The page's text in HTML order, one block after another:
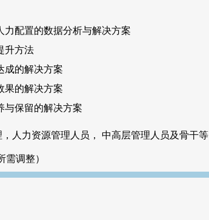
配置的数据分析与解决方案
升方法
成的解决方案
果的解决方案
与保留的解决方案
人力资源管理人员， 中高层管理人员及骨干等
调整）